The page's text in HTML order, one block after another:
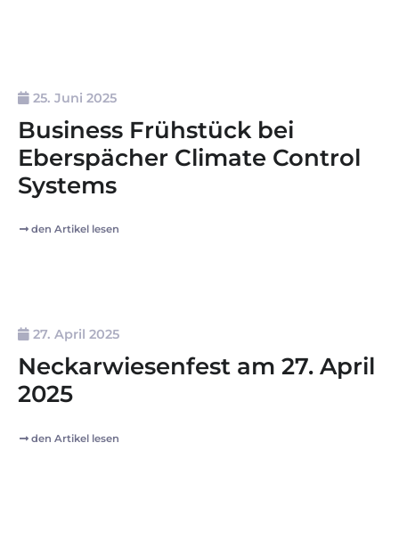
25. Juni 2025
Business Frühstück bei
Eberspächer Climate Control
Systems
den Artikel lesen
27. April 2025
Neckarwiesenfest am 27. April
2025
den Artikel lesen